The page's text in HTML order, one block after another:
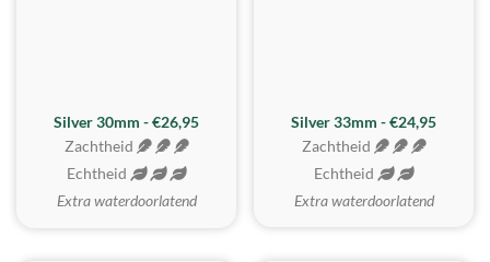
Silver 30mm - €26,95
Zachtheid
Echtheid
Extra waterdoorlatend
Silver 33mm - €24,95
Zachtheid
Echtheid
Extra waterdoorlatend